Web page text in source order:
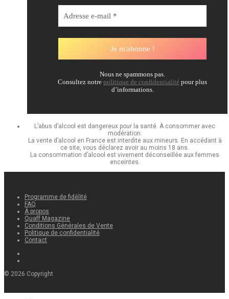
Nous ne spammons pas.
Consultez notre politique de confidentialité pour plus
d’informations.
L’abus d’alcool est dangereux pour la santé. À consommer avec
modération.
La vente d’alcool en France est interdite aux mineurs. En accédant à
ce site, vous déclarez avoir au moins 18 ans.
La consommation d’alcool est vivement déconseillée aux femmes
enceintes.
Programme de fidélité
FAQ
À propos
Quaff Magazine
Conditions Générales de Vente
Politique de confidentialité
Contact
© 2026 Copyright